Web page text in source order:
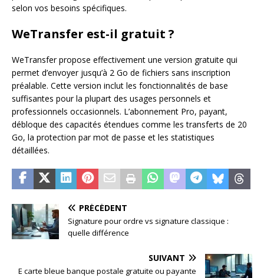
selon vos besoins spécifiques.
WeTransfer est-il gratuit ?
WeTransfer propose effectivement une version gratuite qui
permet d’envoyer jusqu’à 2 Go de fichiers sans inscription
préalable. Cette version inclut les fonctionnalités de base
suffisantes pour la plupart des usages personnels et
professionnels occasionnels. L’abonnement Pro, payant,
débloque des capacités étendues comme les transferts de 20
Go, la protection par mot de passe et les statistiques
détaillées.
PRÉCÉDENT
Signature pour ordre vs signature classique :
quelle différence
SUIVANT
E carte bleue banque postale gratuite ou payante